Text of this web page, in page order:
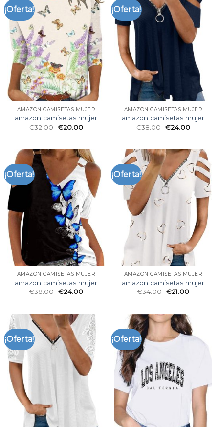
¡Oferta!
AMAZON CAMISETAS MUJER
amazon camisetas mujer
€32.00 €20.00
¡Oferta!
AMAZON CAMISETAS MUJER
amazon camisetas mujer
€38.00 €24.00
¡Oferta!
AMAZON CAMISETAS MUJER
amazon camisetas mujer
€38.00 €24.00
¡Oferta!
AMAZON CAMISETAS MUJER
amazon camisetas mujer
€34.00 €21.00
¡Oferta! ¡Oferta!